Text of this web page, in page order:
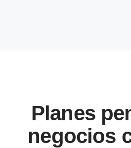
Planes
negocios